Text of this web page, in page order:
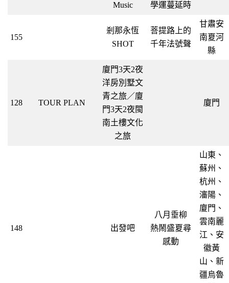
Music
學運蔓延時
155
剎那永恆
SHOT
菩提路上的
千年法號聲
甘肅安
南夏河
縣
128 TOUR PLAN
廈門3天2夜
洋房別墅文
青之旅／廈
門3天2夜閩
南土樓文化
之旅
廈門
148 出發吧
八月垂柳
熱鬧盛夏尋
感動
山東、
蘇州、
杭州、
瀋陽、
廈門、
雲南麗
江、安
徽黃
山、新
疆烏魯